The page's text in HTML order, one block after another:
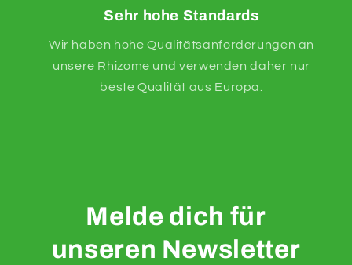
Sehr hohe Standards
Wir haben hohe Qualitätsanforderungen an
unsere Rhizome und verwenden daher nur
beste Qualität aus Europa.
Melde dich für
unseren Newsletter